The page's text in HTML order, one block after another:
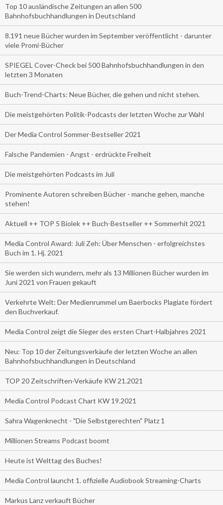
Top 10 ausländische Zeitungen an allen 500
Bahnhofsbuchhandlungen in Deutschland
8.191 neue Bücher wurden im September veröffentlicht - darunter
viele Promi-Bücher
SPIEGEL Cover-Check bei 500 Bahnhofsbuchhandlungen in den
letzten 3 Monaten
Buch-Trend-Charts: Neue Bücher, die gehen und nicht stehen.
Die meistgehörten Politik-Podcasts der letzten Woche zur Wahl
Der Media Control Sommer-Bestseller 2021
Falsche Pandemien - Angst - erdrückte Freiheit
Die meistgehörten Podcasts im Juli
Prominente Autoren schreiben Bücher - manche gehen, manche
stehen!
Aktuell ++ TOP 5 Biolek ++ Buch-Bestseller ++ Sommerhit 2021
Media Control Award: Juli Zeh: Über Menschen - erfolgreichstes
Buch im 1. Hj. 2021
Sie werden sich wundern, mehr als 13 Millionen Bücher wurden im
Juni 2021 von Frauen gekauft
Verkehrte Welt: Der Medienrummel um Baerbocks Plagiate fördert
den Buchverkauf.
Media Control zeigt die Sieger des ersten Chart-Halbjahres 2021
Neu: Top 10 der Zeitungsverkäufe der letzten Woche an allen
Bahnhofsbuchhandlungen in Deutschland
TOP 20 Zeitschriften-Verkäufe KW 21.2021
Media Control Podcast Chart KW 19.2021
Sahra Wagenknecht - "Die Selbstgerechten" Platz 1
Millionen Streams Podcast boomt
Heute ist Welttag des Buches!
Media Control launcht 1. offizielle Audiobook Streaming-Charts
Markus Lanz verkauft Bücher